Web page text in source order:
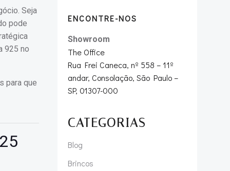
Seja
pode
925 no
para que
ENCONTRE-NOS
Showroom
The Office
Rua Frei Caneca, nº 558 – 11º
andar, Consolação, São Paulo –
SP, 01307-000
CATEGORIAS
Blog
Brincos